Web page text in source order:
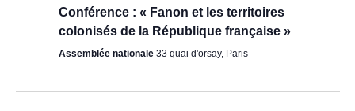
Conférence : « Fanon et les territoires
colonisés de la République française »
Assemblée nationale 33 quai d'orsay, Paris